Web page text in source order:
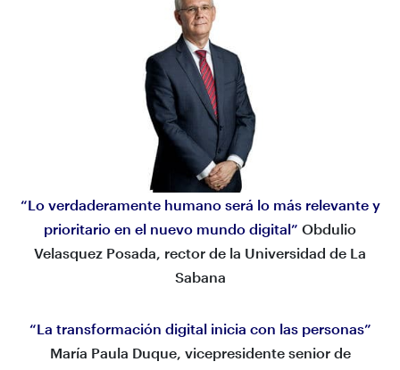
“Lo verdaderamente humano será lo más relevante y
prioritario en el nuevo mundo digital” Obdulio
Velasquez Posada, rector de la Universidad de La
Sabana
“La transformación digital inicia con las personas”
María Paula Duque, vicepresidente senior de